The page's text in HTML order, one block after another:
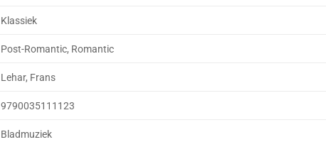
Klassiek
Post-Romantic, Romantic
Lehar, Frans
9790035111123
Bladmuziek